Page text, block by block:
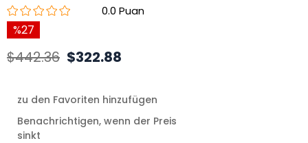
0.0
27
$442.36 $322.88
zu den Favoriten hinzufügen
Benachrichtigen, wenn der Preis
sinkt